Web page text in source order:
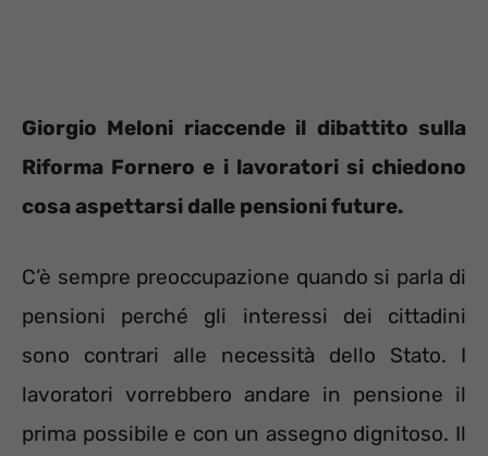
Giorgio Meloni riaccende il dibattito sulla
Riforma Fornero e i lavoratori si chiedono
cosa aspettarsi dalle pensioni future.
C’è sempre preoccupazione quando si parla di
pensioni perché gli interessi dei cittadini
sono contrari alle necessità dello Stato. I
lavoratori vorrebbero andare in pensione il
prima possibile e con un assegno dignitoso. Il